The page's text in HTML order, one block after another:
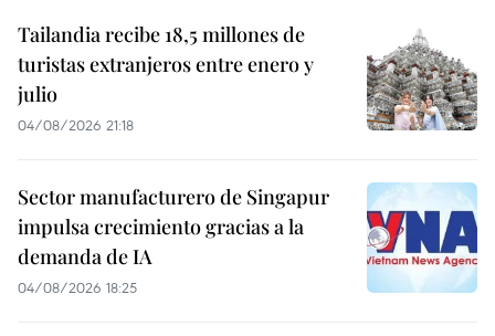
Tailandia recibe 18,5 millones de
turistas extranjeros entre enero y
julio
04/08/2026 21:18
Sector manufacturero de Singapur
impulsa crecimiento gracias a la
demanda de IA
04/08/2026 18:25